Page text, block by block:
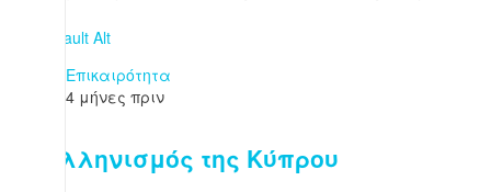
Επικαιρότητα
4 μήνες πριν
Ο ελληνισμός της Κύπρου